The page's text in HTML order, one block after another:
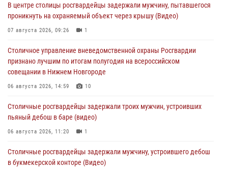
В центре столицы росгвардейцы задержали мужчину, пытавшегося
проникнуть на охраняемый объект через крышу (Видео)
07 августа 2026, 09:26 1
Столичное управление вневедомственной охраны Росгвардии
признано лучшим по итогам полугодия на всероссийском
совещании в Нижнем Новгороде
06 августа 2026, 14:59 10
Столичные росгвардейцы задержали троих мужчин, устроивших
пьяный дебош в баре (видео)
06 августа 2026, 11:20 1
Столичные росгвардейцы задержали мужчину, устроившего дебош
в букмекерской конторе (Видео)